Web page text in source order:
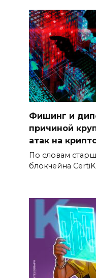
Фишинг и
причиной
атак на
По словам
блокчейна